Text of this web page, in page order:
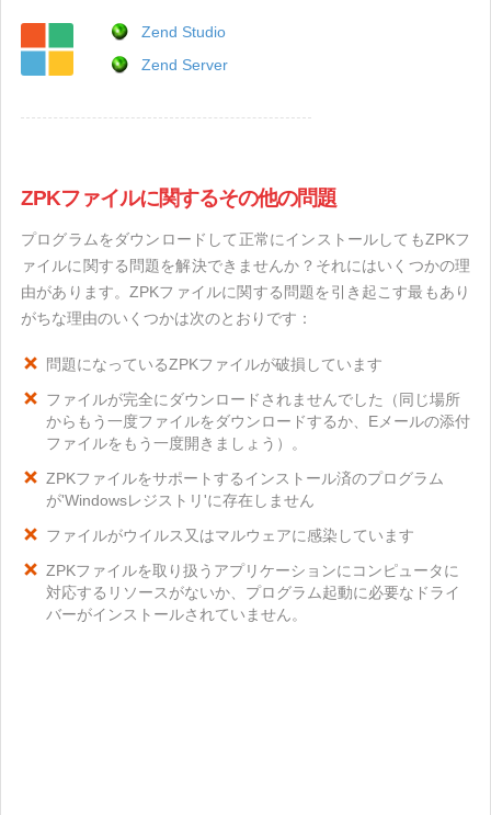
Zend Studio
Zend Server
ZPKファイルに関するその他の問題
プログラムをダウンロードして正常にインストールしてもZPKフ
ァイルに関する問題を解決できませんか？それにはいくつかの理
由があります。ZPKファイルに関する問題を引き起こす最もあり
がちな理由のいくつかは次のとおりです：
問題になっているZPKファイルが破損しています
ファイルが完全にダウンロードされませんでした（同じ場所
からもう一度ファイルをダウンロードするか、Eメールの添付
ファイルをもう一度開きましょう）。
ZPKファイルをサポートするインストール済のプログラム
が'Windowsレジストリ'に存在しません
ファイルがウイルス又はマルウェアに感染しています
ZPKファイルを取り扱うアプリケーションにコンピュータに
対応するリソースがないか、プログラム起動に必要なドライ
バーがインストールされていません。